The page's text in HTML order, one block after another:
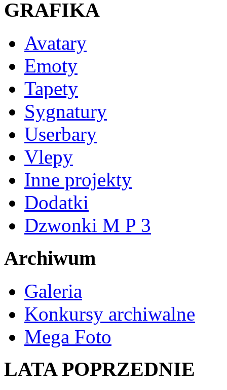
GRAFIKA
Avatary
Emoty
Tapety
Sygnatury
Userbary
Vlepy
Inne projekty
Dodatki
Dzwonki M P 3
Archiwum
Galeria
Konkursy archiwalne
Mega Foto
LATA POPRZEDNIE